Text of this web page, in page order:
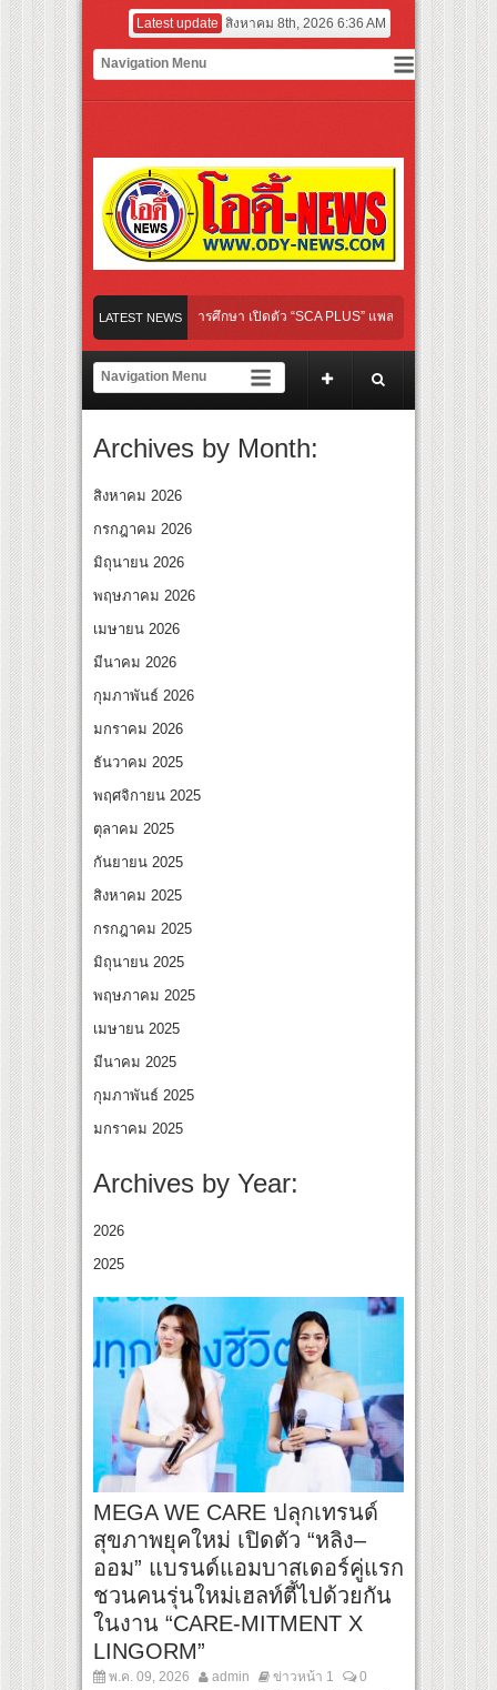
Latest update สิงหาคม 8th, 2026 6:36 AM
LATEST NEWS
กมใหม่ในวงการการศึกษา เปิดตัว “SCA PLUS” แพลตฟอร์มการเรียนรู้ “Creative
อดการลงทุนในธุรกิจการศึกษากว่า 100 ล้านบาท
ส้นทางจาการ์ตา-กรุงเทพฯ เสริม Air Connectivity ดึงนักท่องเที่ยวคุณภาพจากอินโดนี
ทย เตรียมเดบิวต์ลงซีรีย์แนวตั้ง พร้อมเขย่าวงการบันเทิงยุคดิจิทัล
หม่ “Your Candy” พร้อมเสิร์ฟ MV สดใส ได้ “ต้าเหนิง” และ “ณิชา” ร่วมเติมสีสัน
กกระแส ผิวโชกุ ผิวโชว์ได้ ตอบโจทย์คนรุ่นใหม่
กมใหม่ในวงการการศึกษา เปิดตัว “SCA PLUS” แพลตฟอร์มการเรียนรู้ “Creative
อดการลงทุนในธุรกิจการศึกษากว่า 100 ล้านบาท
Archives by Month:
สิงหาคม 2026
กรกฎาคม 2026
มิถุนายน 2026
พฤษภาคม 2026
เมษายน 2026
มีนาคม 2026
กุมภาพันธ์ 2026
มกราคม 2026
ธันวาคม 2025
พฤศจิกายน 2025
ตุลาคม 2025
กันยายน 2025
สิงหาคม 2025
กรกฎาคม 2025
มิถุนายน 2025
พฤษภาคม 2025
เมษายน 2025
มีนาคม 2025
กุมภาพันธ์ 2025
มกราคม 2025
Archives by Year:
2026
2025
MEGA WE CARE ปลุกเทรนด์
สุขภาพยุคใหม่ เปิดตัว “หลิง–
ออม” แบรนด์แอมบาสเดอร์คู่แรก
ชวนคนรุ่นใหม่เฮลท์ตี้ไปด้วยกัน
ในงาน “CARE-MITMENT X
LINGORM”
พ.ค. 09, 2026 admin ข่าวหน้า 1 0